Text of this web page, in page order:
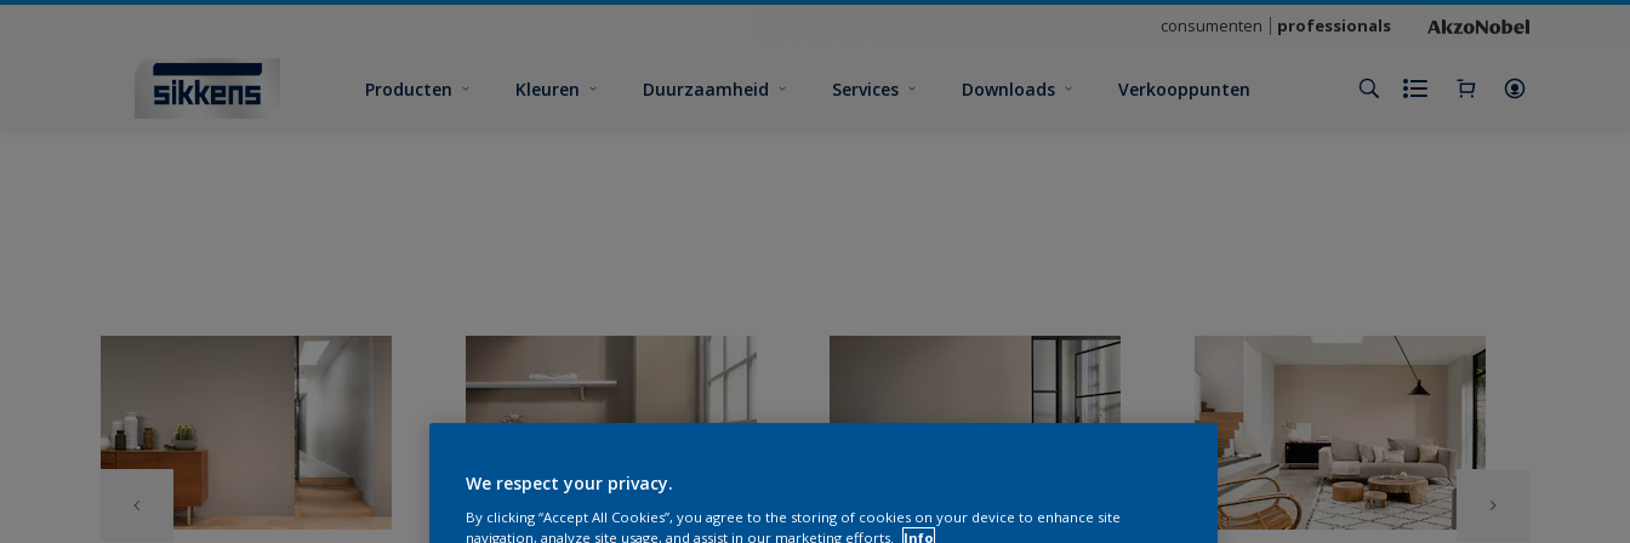
consumenten professionals
Producten Kleuren Duurzaamheid Services Downloads Verkooppunten
We respect your privacy.
By clicking “Accept All Cookies”, you agree to the storing of cookies on your device to enhance site
navigation, analyze site usage, and assist in our marketing efforts.
Info